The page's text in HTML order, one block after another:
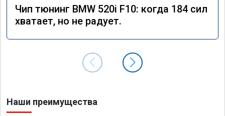
Чип тюнинг BMW 520i F10: когда 184 сил
хватает, но не радует.
Наши преимущества